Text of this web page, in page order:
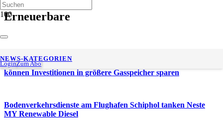
LoginZum Abo
NEWS-KATEGORIEN
Erneuerbare
FNR: Smarte Biogasanlage sichert Strom- und
Wärmeversorgung von Dörfern, auch ohne Sonne – Betreiber
können Investitionen in größere Gasspeicher sparen
Bodenverkehrsdienste am Flughafen Schiphol tanken Neste
MY Renewable Diesel